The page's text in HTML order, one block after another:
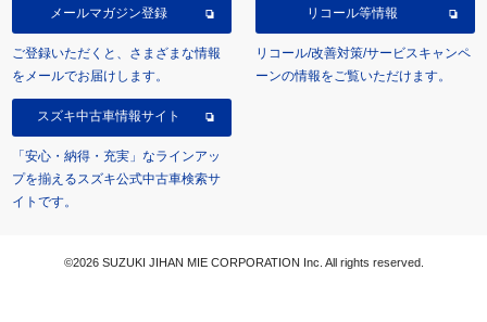
メールマガジン登録
ご登録いただくと、さまざまな情報
をメールでお届けします。
リコール等情報
リコール/改善対策/サービスキャンペ
ーンの情報をご覧いただけます。
スズキ中古車情報サイト
「安心・納得・充実」なラインアッ
プを揃えるスズキ公式中古車検索サ
イトです。
©2026 SUZUKI JIHAN MIE CORPORATION Inc. All rights reserved.